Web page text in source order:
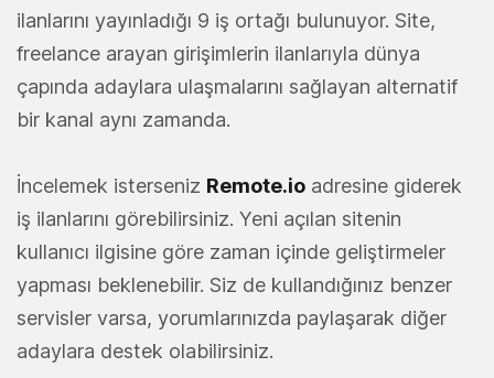
ilanlarını yayınladığı 9 iş ortağı bulunuyor. Site,
freelance arayan girişimlerin ilanlarıyla dünya
çapında adaylara ulaşmalarını sağlayan alternatif
bir kanal aynı zamanda.
İncelemek isterseniz Remote.io adresine giderek
iş ilanlarını görebilirsiniz. Yeni açılan sitenin
kullanıcı ilgisine göre zaman içinde geliştirmeler
yapması beklenebilir. Siz de kullandığınız benzer
servisler varsa, yorumlarınızda paylaşarak diğer
adaylara destek olabilirsiniz.